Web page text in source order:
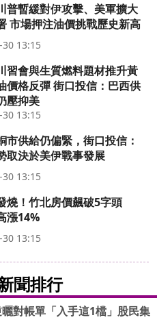
普暫緩對伊攻擊、美軍擴大
中東部署 市場押注油價挑戰歷史新高
13:15
習會與生質燃料題材推升黃
價格反彈 街口投信：巴西供
壓抑美
13:15
市供給仍偏緊，街口投信：
取決於美伊戰事發展
13:15
燒！竹北房價飆破5字頭
漲14%
13:15
聞排行
對帳單「入手這1檔」股民集